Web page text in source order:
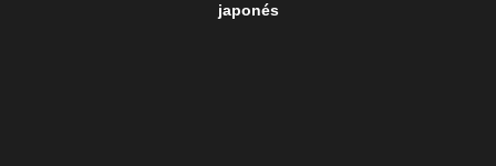
japonés